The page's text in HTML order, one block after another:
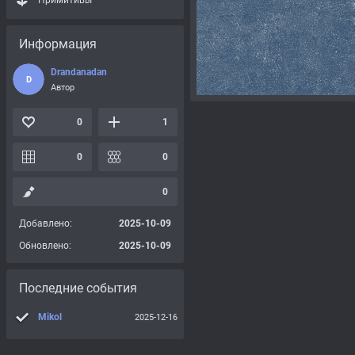
Информация
D
Drandanadan
Автор
0 1
0 0
0
Добавлено:
2025-10-09
Обновлено:
2025-10-09
Последние события
Mikol 2025-12-16